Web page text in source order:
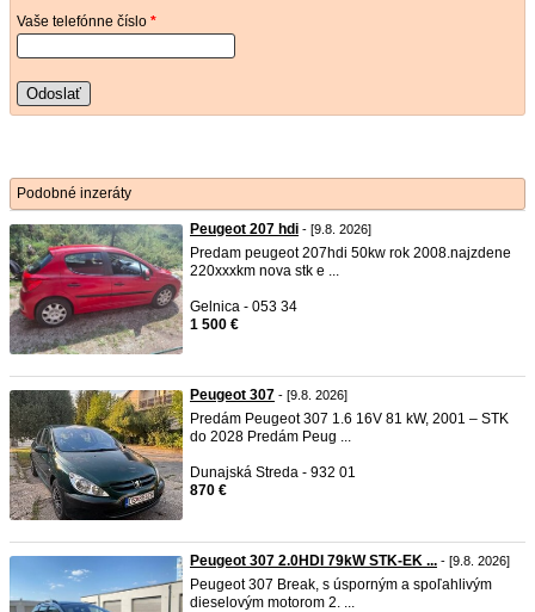
Vaše telefónne číslo *
Odoslať
Podobné inzeráty
Peugeot 207 hdi - [9.8. 2026]
Predam peugeot 207hdi 50kw rok 2008.najzdene
220xxxkm nova stk e ...
Gelnica - 053 34
1 500 €
Peugeot 307 - [9.8. 2026]
Predám Peugeot 307 1.6 16V 81 kW, 2001 – STK
do 2028 Predám Peug ...
Dunajská Streda - 932 01
870 €
Peugeot 307 2.0HDI 79kW STK-EK ... - [9.8. 2026]
Peugeot 307 Break, s úsporným a spoľahlivým
dieselovým motorom 2. ...